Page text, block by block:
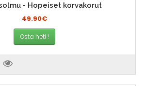
- Hopeiset korvakorut
49.90€
Osta heti !